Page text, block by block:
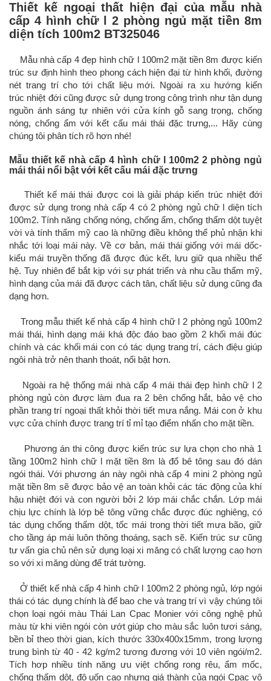
Thiết kế ngoại thất hiện đại của mẫu nhà
cấp 4 hình chữ l 2 phòng ngủ mặt tiền 8m
diện tích 100m2 BT325046
Mẫu nhà cấp 4 đẹp hình chữ l 100m2 mặt tiền 8m được kiến
trúc sư định hình theo phong cách hiện đại từ hình khối, đường
nét trang trí cho tới chất liệu mới. Ngoài ra xu hướng kiến
trúc nhiệt đới cũng được sử dụng trong công trình như tận dụng
nguồn ánh sáng tự nhiên với cửa kính gỗ sang trọng, chống
nóng, chống ẩm với kết cấu mái thái đặc trưng,... Hãy cùng
chúng tôi phân tích rõ hơn nhé!
Mẫu thiết kế nhà cấp 4 hình chữ l 100m2 2 phòng ngủ
mái thái nổi bật với kết cấu mái đặc trưng
Thiết kế mái thái được coi là giải pháp kiến trúc nhiệt đới
được sử dụng trong nhà cấp 4 có 2 phòng ngủ chữ l diện tích
100m2. Tính năng chống nóng, chống ẩm, chống thẩm dột tuyệt
vời và tính thẩm mỹ cao là những điều không thể phủ nhận khi
nhắc tới loại mái này. Về cơ bản, mái thái giống với mái dốc-
kiểu mái truyền thống đã được đúc kết, lưu giữ qua nhiều thế
hệ. Tuy nhiên để bắt kịp với sự phát triển và nhu cầu thẩm mỹ,
hình dạng của mái đã được cách tân, chất liệu sử dụng cũng đa
dạng hơn.
Trong mẫu thiết kế nhà cấp 4 hình chữ l 2 phòng ngủ 100m2
mái thái, hình dạng mái khá độc đáo bao gồm 2 khối mái đúc
chính và các khối mái con có tác dụng trang trí, cách điệu giúp
ngôi nhà trở nên thanh thoát, nổi bật hơn.
Ngoài ra hệ thống mái nhà cấp 4 mái thái đẹp hình chữ l 2
phòng ngủ còn được làm đua ra 2 bên chống hắt, bảo vệ cho
phần trang trí ngoại thất khỏi thời tiết mưa nắng. Mái con ở khu
vực cửa chính được trang trí tỉ mỉ tạo điểm nhấn cho mặt tiền.
Phương án thi công được kiến trúc sư lựa chọn cho nhà 1
tầng 100m2 hình chữ l mặt tiền 8m là đổ bê tông sau đó dán
ngói thái. Với phương án này ngôi nhà cấp 4 mini 2 phòng ngủ
mặt tiền 8m sẽ được bảo vệ an toàn khỏi các tác động của khí
hậu nhiệt đới và con người bởi 2 lớp mái chắc chắn. Lớp mái
chịu lực chính là lớp bê tông vững chắc được đúc nghiêng, có
tác dụng chống thấm dột, tốc mái trong thời tiết mưa bão, giữ
cho tầng áp mái luôn thông thoáng, sạch sẽ. Kiến trúc sư cũng
tư vấn gia chủ nên sử dụng loại xi măng có chất lượng cao hơn
so với xi măng dùng để trát tường.
Ở thiết kế nhà cấp 4 hình chữ l 100m2 2 phòng ngủ, lớp ngói
thái có tác dụng chính là để bao che và trang trí vì vậy chúng tôi
chọn loại ngói màu Thái Lan Cpac Monier với công nghệ phủ
màu từ khi viên ngói còn ướt giúp cho màu sắc luôn tươi sáng,
bền bỉ theo thời gian, kích thước 330x400x15mm, trong lượng
trung bình từ 40 - 42 kg/m2 tương đương với 10 viên ngói/m2.
Tích hơp nhiều tính năng ưu việt chống rong rêu, ẩm mốc,
chống thấm dột, độ uốn cao nhưng giá thành của ngói Cpac vô